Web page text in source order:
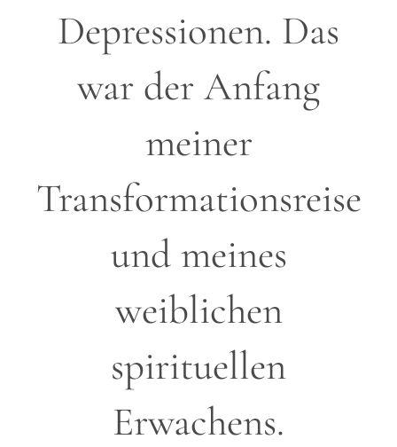
Depressionen. Das
war der Anfang
meiner
Transformationsreise
und meines
weiblichen
spirituellen
Erwachens.